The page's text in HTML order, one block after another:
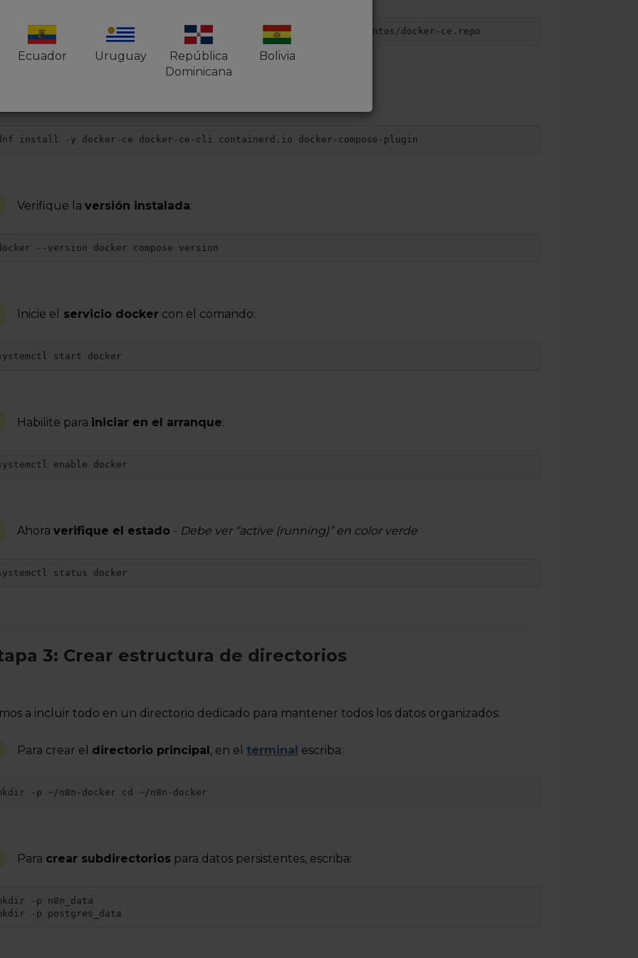
config-manager --add-repo https://download.docker.com/linux/centos/docker-ce.repo
install -y docker-ce docker-ce-cli containerd.io docker-compose-plugin
Verifique la versión instalada:
--version docker compose version
Inicie el servicio docker con el comando:
start docker
Habilite para iniciar en el arranque:
enable docker
Ahora verifique el estado - Debe ver “active (running)” en color verde
status docker
3: Crear estructura de directorios
a incluir todo en un directorio dedicado para mantener todos los datos organizados:
Para crear el directorio principal, en el terminal escriba:
-p ~/n8n-docker cd ~/n8n-docker
Para crear subdirectorios para datos persistentes, escriba:
-p n8n_data
-p postgres_data
Ecuador Uruguay
República
Dominicana
Bolivia